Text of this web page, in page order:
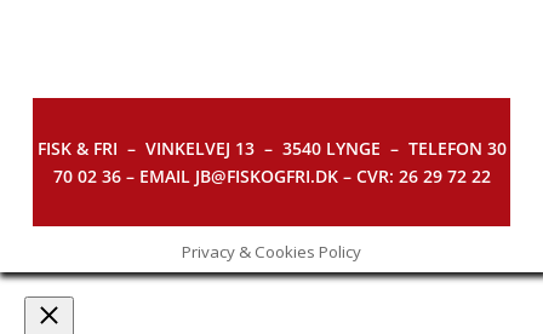
FISK & FRI – VINKELVEJ 13 – 3540 LYNGE – TELEFON 30
70 02 36 – EMAIL JB@FISKOGFRI.DK – CVR: 26 29 72 22
Privacy & Cookies Policy